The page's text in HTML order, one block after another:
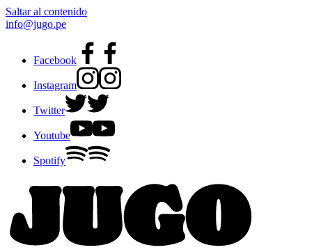
Saltar al contenido
info@jugo.pe
Facebook
Instagram
Twitter
Youtube
Spotify